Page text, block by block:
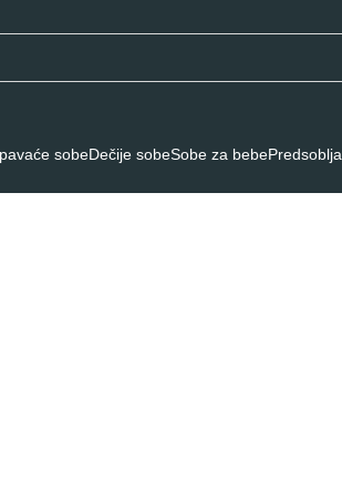
sobeDečije sobeSobe za bebePredsoblja